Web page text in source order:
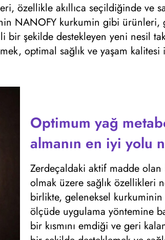
özellikle akıllıca seçildiğinde ve
NANOFY kurkumin gibi ürünleri,
bir şekilde destekleyen yeni nesil
optimal sağlık ve yaşam
Optimum yağ
almanın en iyi yolu
Zerdeçaldaki aktif madde olan
olmak üzere sağlık özellikleri
birlikte, geleneksel
ölçüde uygulama yöntemine
bir kısmını emdiği ve geri